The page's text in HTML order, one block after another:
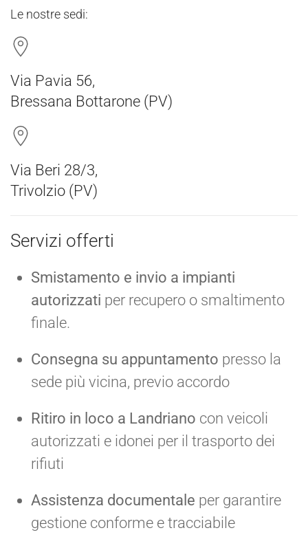
Le nostre sedi:
Via Pavia 56,
Bressana Bottarone (PV)
Via Beri 28/3,
Trivolzio (PV)
Servizi offerti
Smistamento e invio a impianti
autorizzati per recupero o smaltimento
finale.
Consegna su appuntamento presso la
sede più vicina, previo accordo
Ritiro in loco a Landriano con veicoli
autorizzati e idonei per il trasporto dei
rifiuti
Assistenza documentale per garantire
gestione conforme e tracciabile